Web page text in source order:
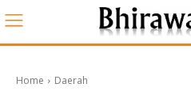
Home Daerah